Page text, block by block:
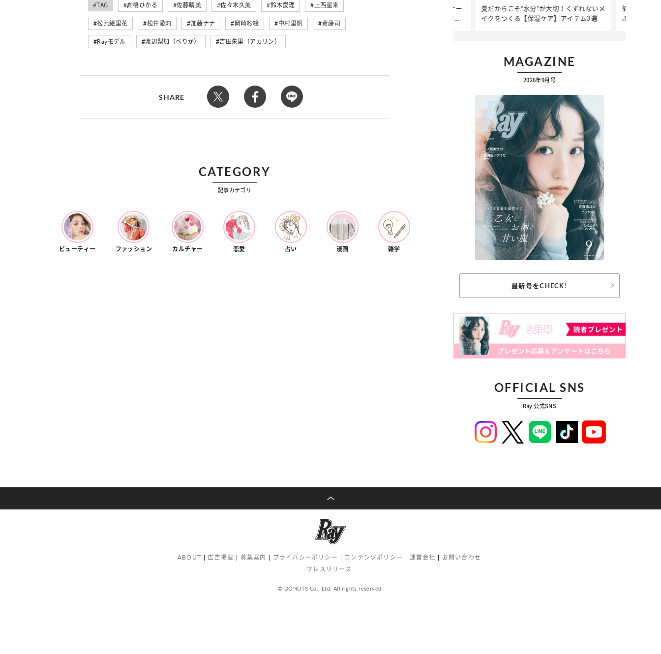
#TAG 髙橋ひかる 佐藤晴美 佐々木久美 鈴木愛理 上西星来
松元絵里花 松井愛莉 加藤ナナ 岡崎紗絵 中村里帆 斎藤司
Rayモデル 渡辺梨加（べりか） 吉田朱里（アカリン）
SHARE
“憧れワンピ”を着るきっかけに♡ おしゃ
れ女子が夢中な「ヌン活」の楽しみ方
【12星座別】今月の恋愛運♡ 7月23日～
8月20日の運勢は？
【Dリーグ】Ray世代注目のプロダンサー
集団♡ 各チームを彩る「イケメンダンサ
ー」特集
夏だからこそ“水分”が大切！くずれないメ
イクをつくる【保湿ケア】アイテム3選
簡単アレン
ぷりの【そ
MAGAZINE
2026年9月号
最新号をCHECK!
OFFICIAL SNS
Ray 公式SNS
CATEGORY
記事カテゴリ
ビューティー ファッション カルチャー 恋愛 占い 漫画 雑学
ABOUT 広告掲載 募集案内 プライバシーポリシー コンテンツポリシー 運営会社
お問い合わせ
プレスリリース
© DONUTS Co., Ltd. All rights reserved.